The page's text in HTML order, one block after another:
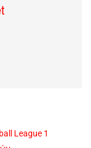
League 1